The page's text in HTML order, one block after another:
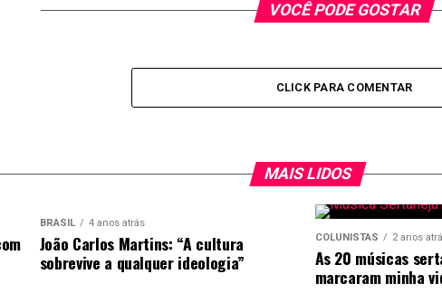
VOCÊ PODE GOSTAR
CLICK PARA COMENTAR
MAIS LIDOS
BRASIL 4 anos atrás
João Carlos Martins: “A cultura
sobrevive a qualquer ideologia”
COLUNISTAS 2 anos
As 20 músicas
marcaram minha